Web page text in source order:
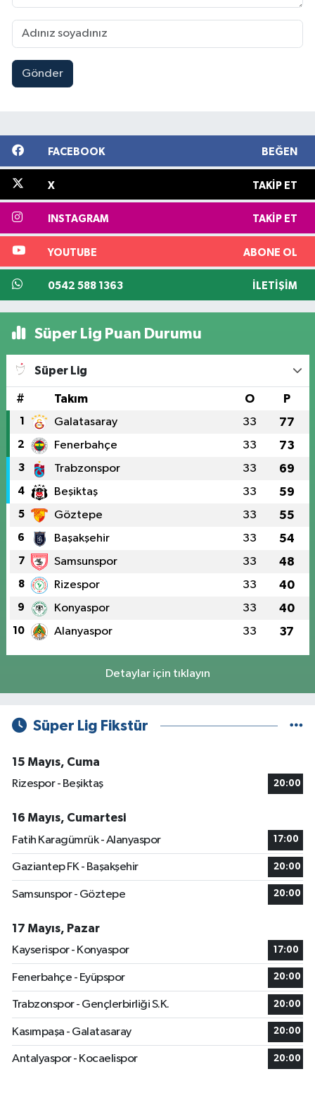
Gönder
FACEBOOK BEĞEN
X TAKIP ET
INSTAGRAM TAKIP ET
YOUTUBE ABONE OL
0542 588 1363 İLETIŞIM
Süper Lig Puan Durumu
Süper Lig
# Takım O P
1 Galatasaray 33 77
2 Fenerbahçe 33 73
3 Trabzonspor 33 69
4 Beşiktaş 33 59
5 Göztepe 33 55
6 Başakşehir 33 54
7 Samsunspor 33 48
8 Rizespor 33 40
9 Konyaspor 33 40
10 Alanyaspor 33 37
Detaylar için tıklayın
Süper Lig Fikstür
15 Mayıs, Cuma
Rizespor - Beşiktaş
20:00
16 Mayıs, Cumartesi
Fatih Karagümrük - Alanyaspor
17:00
Gaziantep FK - Başakşehir 20:00
Samsunspor - Göztepe 20:00
17 Mayıs, Pazar
Kayserispor - Konyaspor
17:00
Fenerbahçe - Eyüpspor 20:00
Trabzonspor - Gençlerbirliği S.K. 20:00
Kasımpaşa - Galatasaray 20:00
Antalyaspor - Kocaelispor 20:00